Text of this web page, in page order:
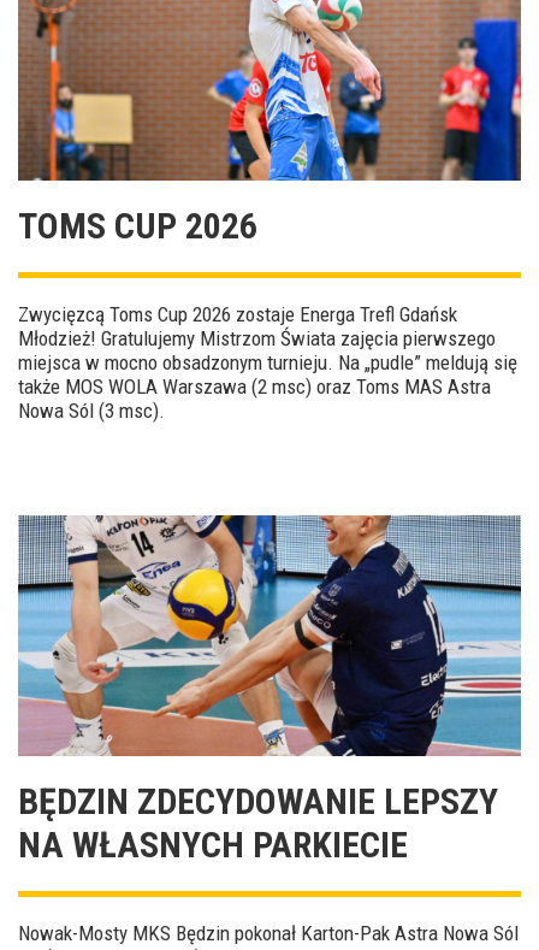
TOMS CUP 2026
Zwycięzcą Toms Cup 2026 zostaje Energa Trefl Gdańsk
Młodzież! Gratulujemy Mistrzom Świata zajęcia pierwszego
miejsca w mocno obsadzonym turnieju. Na „pudle” meldują się
także MOS WOLA Warszawa (2 msc) oraz Toms MAS Astra
Nowa Sól (3 msc).
BĘDZIN ZDECYDOWANIE LEPSZY
NA WŁASNYCH PARKIECIE
Nowak-Mosty MKS Będzin pokonał Karton-Pak Astra Nowa Sól